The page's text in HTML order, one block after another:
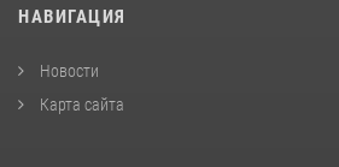
НАВИГАЦИЯ
Новости
Карта сайта